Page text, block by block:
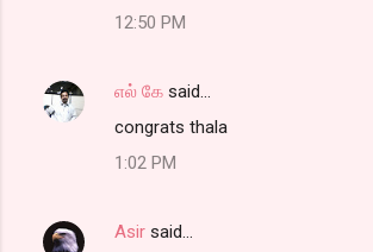
12:50 PM
எல் கே said…
congrats thala
1:02 PM
Asir said…